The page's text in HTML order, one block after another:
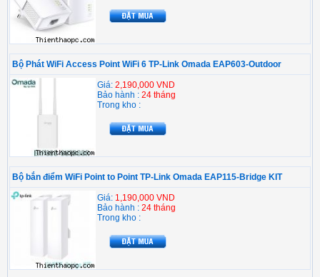
Bộ Phát WiFi Access Point WiFi 6 TP-Link Omada EAP603-Outdoor
Giá: 2,190,000 VND
Bảo hành : 24 tháng
Trong kho :
Bộ bắn điểm WiFi Point to Point TP-Link Omada EAP115-Bridge KIT
Giá: 1,190,000 VND
Bảo hành : 24 tháng
Trong kho :